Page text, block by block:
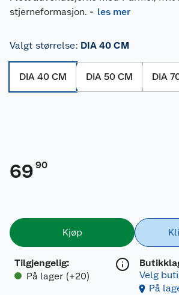
stjerneformasjon. - les mer
Valgt størrelse: DIA 40 CM
DIA 40 CM DIA 50 CM DIA
69 90
Kjøp
Tilgjengelig:
På lager (+20)
Velg
På